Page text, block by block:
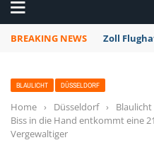
BREAKING NEWS Zoll
BLAULICHT DÜSSELDORF
Home › Düsseldorf › Blaulicht
Biss in die Hand entkommt eine
Vergewaltiger